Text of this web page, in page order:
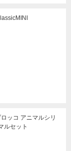
ッコ アニマルシリ
ルセット